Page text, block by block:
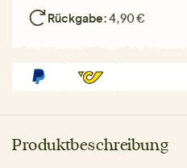
Rückgabe:4,90 €
Produktbeschreibung